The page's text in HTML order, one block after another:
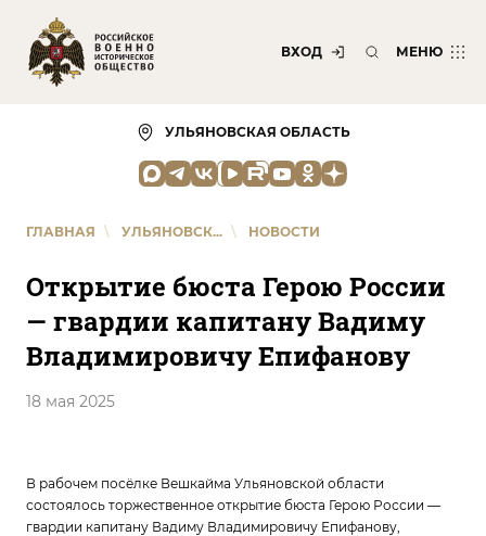
ВХОД МЕНЮ
УЛЬЯНОВСКАЯ ОБЛАСТЬ
ГЛАВНАЯ \ УЛЬЯНОВСК... \ НОВОСТИ
Открытие бюста Герою России
— гвардии капитану Вадиму
Владимировичу Епифанову
18 мая 2025
В рабочем посёлке Вешкайма Ульяновской области
состоялось торжественное открытие бюста Герою России —
гвардии капитану Вадиму Владимировичу Епифанову,